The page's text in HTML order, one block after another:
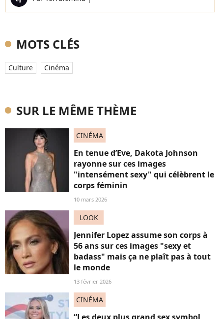
MOTS CLÉS
Culture Cinéma
SUR LE MÊME THÈME
CINÉMA
En tenue d’Eve, Dakota Johnson
rayonne sur ces images
"intensément sexy" qui célèbrent le
corps féminin
10 mars 2026
LOOK
Jennifer Lopez assume son corps à
56 ans sur ces images "sexy et
badass" mais ça ne plaît pas à tout
le monde
13 février 2026
CINÉMA